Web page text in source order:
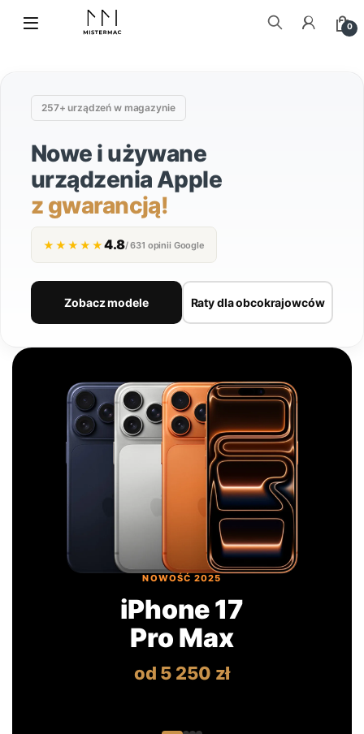
Skip to navigation
0
257+ urządzeń w magazynie
Nowe i używane
urządzenia Apple
z gwarancją!
★★★★★4.8/ 631 opinii Google
Zobacz modele Raty dla obcokrajowców
NOWOŚĆ 2025
iPhone 17
Pro Max
od 5 250 zł